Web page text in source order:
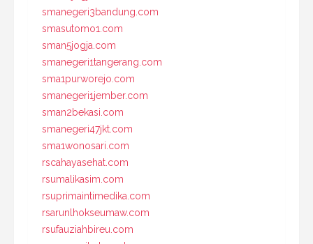
smanegeri3bandung.com
smasutomo1.com
sman5jogja.com
smanegeri1tangerang.com
sma1purworejo.com
smanegeri1jember.com
sman2bekasi.com
smanegeri47jkt.com
sma1wonosari.com
rscahayasehat.com
rsumalikasim.com
rsuprimaintimedika.com
rsarunlhokseumaw.com
rsufauziahbireu.com